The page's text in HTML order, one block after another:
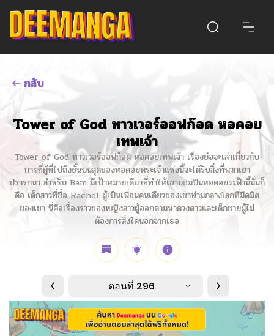
กลับ
Tower of God ทาวเวอร์ออฟก๊อด หอคอย
เทพเจ้า
Tower of God ทาวเวอร์ออฟก๊อด หอคอยเทพเจ้า เรื่องย่อจะเล่าเกี่ยวกับ
การที่ผู้ที่ไปถึงชั้นบนสุดของหอคอยพระเจ้าแห่งนี้จะได้รับสิ่งที่พวกเขา
ปรารถนา สำหรับ Bam มีเป้าหมายเดียวที่ทำให้เขายอมปีนหอคอยระฟ้านี้นั่นก็
คือ เด็กสาวที่ชื่อ Rachel ผู้เป็นเพื่อนคนเดียวของเขาท่ามกลางโลกที่มืดมิด
ของเขา นี่คือเรื่องราวของหญิงสาวผู้ออกตามหาดวงดาวและเด็กชายผู้ไม่
ต้องการสิ่งใดนอกจากเธอ
ตอนที่ 296